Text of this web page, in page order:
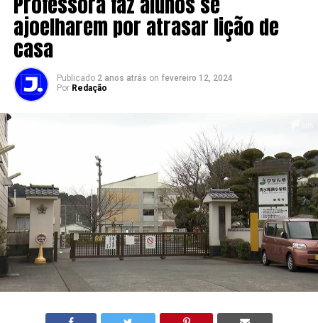
ajoelharem por atrasar lição de
casa
Publicado 2 anos atrás on fevereiro 12, 2024
Por Redação